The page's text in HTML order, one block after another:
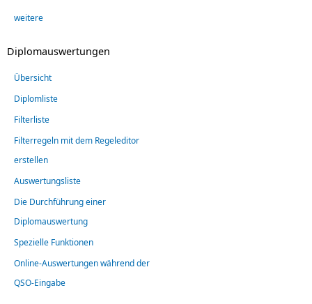
weitere
Diplomauswertungen
Übersicht
Diplomliste
Filterliste
Filterregeln mit dem Regeleditor
erstellen
Auswertungsliste
Die Durchführung einer
Diplomauswertung
Spezielle Funktionen
Online-Auswertungen während der
QSO-Eingabe